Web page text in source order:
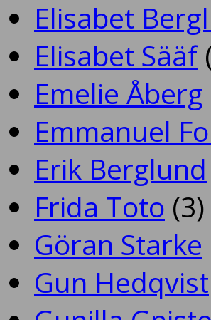
Elisabet
Elisabet Sääf
Emelie Åberg
Emmanuel
Erik Berglund
Frida Toto (3)
Göran Starke
Gun Hedqvist